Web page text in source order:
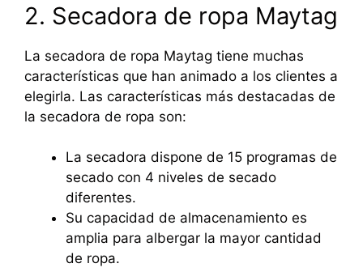
2. Secadora de ropa Maytag
La secadora de ropa Maytag tiene muchas
características que han animado a los clientes a
elegirla. Las características más destacadas de
la secadora de ropa son:
La secadora dispone de 15 programas de
secado con 4 niveles de secado
diferentes.
Su capacidad de almacenamiento es
amplia para albergar la mayor cantidad
de ropa.